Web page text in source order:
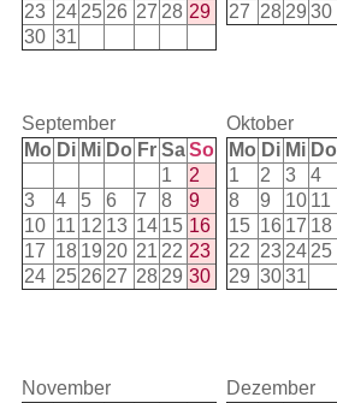
23 24 25 26 27 28 29
30 31
27 28 29 30
September
Mo Di Mi Do Fr SaSo
1
2
3
4 5 6 7 8
9
10 11 12 13 14 15 16
17 18 19 20 21 22 23
24 25 26 27 28 29 30
Oktober
Mo Di Mi Do
1
2 3 4
8
9 10 11
15 16 17 18
22 23 24 25
29 3031
November
Dezember